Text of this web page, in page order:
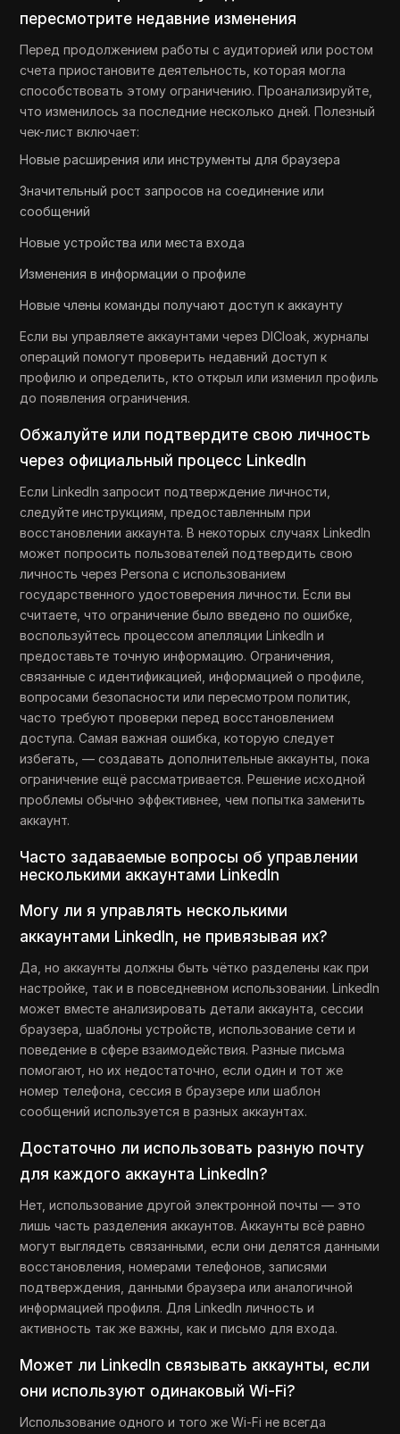
пересмотрите недавние изменения
Перед продолжением работы с аудиторией или ростом
счета приостановите деятельность, которая могла
способствовать этому ограничению. Проанализируйте,
что изменилось за последние несколько дней. Полезный
чек-лист включает:
Новые расширения или инструменты для браузера
Значительный рост запросов на соединение или
сообщений
Новые устройства или места входа
Изменения в информации о профиле
Новые члены команды получают доступ к аккаунту
Если вы управляете аккаунтами через DICloak, журналы
операций помогут проверить недавний доступ к
профилю и определить, кто открыл или изменил профиль
до появления ограничения.
Обжалуйте или подтвердите свою личность
через официальный процесс LinkedIn
Если LinkedIn запросит подтверждение личности,
следуйте инструкциям, предоставленным при
восстановлении аккаунта. В некоторых случаях LinkedIn
может попросить пользователей подтвердить свою
личность через Persona с использованием
государственного удостоверения личности. Если вы
считаете, что ограничение было введено по ошибке,
воспользуйтесь процессом апелляции LinkedIn и
предоставьте точную информацию. Ограничения,
связанные с идентификацией, информацией о профиле,
вопросами безопасности или пересмотром политик,
часто требуют проверки перед восстановлением
доступа. Самая важная ошибка, которую следует
избегать, — создавать дополнительные аккаунты, пока
ограничение ещё рассматривается. Решение исходной
проблемы обычно эффективнее, чем попытка заменить
аккаунт.
Часто задаваемые вопросы об управлении
несколькими аккаунтами LinkedIn
Могу ли я управлять несколькими
аккаунтами LinkedIn, не привязывая их?
Да, но аккаунты должны быть чётко разделены как при
настройке, так и в повседневном использовании. LinkedIn
может вместе анализировать детали аккаунта, сессии
браузера, шаблоны устройств, использование сети и
поведение в сфере взаимодействия. Разные письма
помогают, но их недостаточно, если один и тот же
номер телефона, сессия в браузере или шаблон
сообщений используется в разных аккаунтах.
Достаточно ли использовать разную почту
для каждого аккаунта LinkedIn?
Нет, использование другой электронной почты — это
лишь часть разделения аккаунтов. Аккаунты всё равно
могут выглядеть связанными, если они делятся данными
восстановления, номерами телефонов, записями
подтверждения, данными браузера или аналогичной
информацией профиля. Для LinkedIn личность и
активность так же важны, как и письмо для входа.
Может ли LinkedIn связывать аккаунты, если
они используют одинаковый Wi-Fi?
Использование одного и того же Wi-Fi не всегда